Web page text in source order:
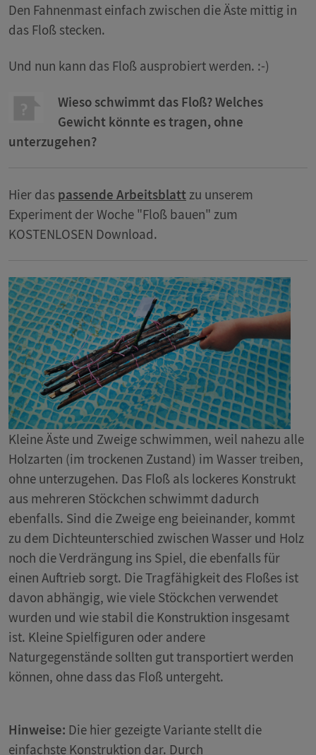
Den Fahnenmast einfach zwischen die Äste mittig in
das Floß stecken.
Und nun kann das Floß ausprobiert werden. :-)
Wieso schwimmt das Floß? Welches
Gewicht könnte es tragen, ohne
unterzugehen?
Hier das passende Arbeitsblattzu unserem
Experiment der Woche "Floß bauen" zum
KOSTENLOSEN Download.
Kleine Äste und Zweige schwimmen, weil nahezu alle
Holzarten (im trockenen Zustand) im Wasser treiben,
ohne unterzugehen. Das Floß als lockeres Konstrukt
aus mehreren Stöckchen schwimmt dadurch
ebenfalls. Sind die Zweige eng beieinander, kommt
zu dem Dichteunterschied zwischen Wasser und Holz
noch die Verdrängung ins Spiel, die ebenfalls für
einen Auftrieb sorgt. Die Tragfähigkeit des Floßes ist
davon abhängig, wie viele Stöckchen verwendet
wurden und wie stabil die Konstruktion insgesamt
ist. Kleine Spielfiguren oder andere
Naturgegenstände sollten gut transportiert werden
können, ohne dass das Floß untergeht.
Hinweise: Die hier gezeigte Variante stellt die
einfachste Konstruktion dar. Durch